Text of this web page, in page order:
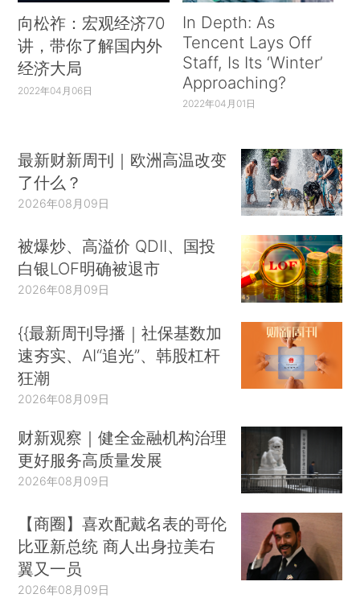
向松祚：宏观经济70
讲，带你了解国内外
经济大局
2022年04月06日
In Depth: As
Tencent Lays Off
Staff, Is Its ‘Winter’
Approaching?
2022年04月01日
最新财新周刊｜欧洲高温改变
了什么？
2026年08月09日
被爆炒、高溢价 QDII、国投
白银LOF明确被退市
2026年08月09日
{{最新周刊导播｜社保基数加
速夯实、AI“追光”、韩股杠杆
狂潮
2026年08月09日
财新观察｜健全金融机构治理
更好服务高质量发展
2026年08月09日
【商圈】喜欢配戴名表的哥伦
比亚新总统 商人出身拉美右
翼又一员
2026年08月09日